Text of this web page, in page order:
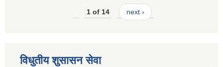
1 of 14 next ›
विधुतीय शुसासन सेवा